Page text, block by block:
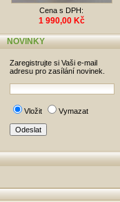
Cena s DPH:
1 990,00 Kč
NOVINKY
Zaregistrujte si Vaši e-mail
adresu pro zasílání novinek.
Vložit Vymazat